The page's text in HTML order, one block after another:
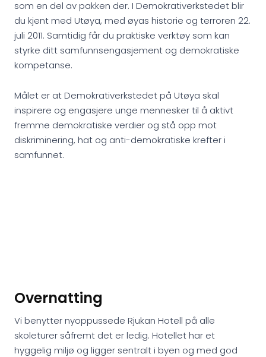
som en del av pakken der. I Demokrativerkstedet blir
du kjent med Utøya, med øyas historie og terroren 22.
juli 2011. Samtidig får du praktiske verktøy som kan
styrke ditt samfunnsengasjement og demokratiske
kompetanse.
Målet er at Demokrativerkstedet på Utøya skal
inspirere og engasjere unge mennesker til å aktivt
fremme demokratiske verdier og stå opp mot
diskriminering, hat og anti-demokratiske krefter i
samfunnet.
Overnatting
Vi benytter nyoppussede Rjukan Hotell på alle
skoleturer såfremt det er ledig. Hotellet har et
hyggelig miljø og ligger sentralt i byen og med god